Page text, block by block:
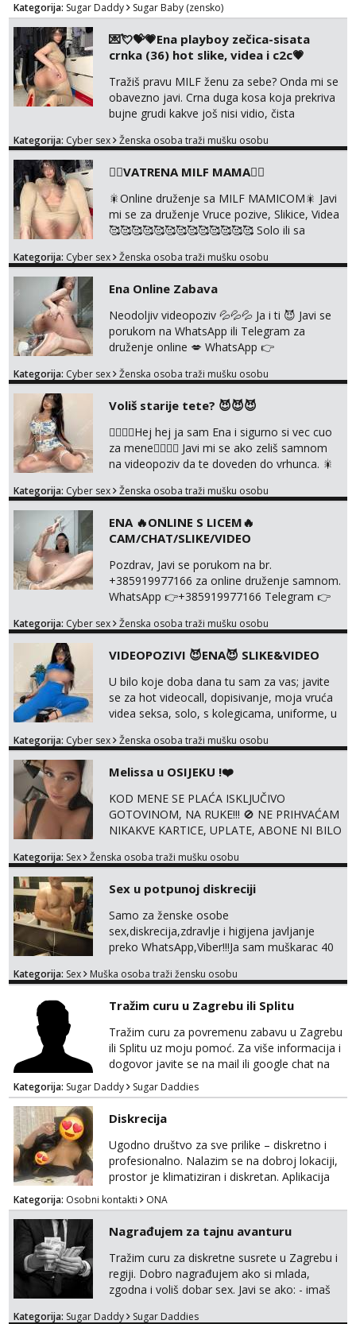
Kategorija: Sugar Daddy Sugar Baby (zensko)
💌💘💝💗Ena playboy zečica-sisata
crnka (36) hot slike, videa i c2c💗
Tražiš pravu MILF ženu za sebe? Onda mi se
obavezno javi. Crna duga kosa koja prekriva
bujne grudi kakve još nisi vidio, čista
pričam. Prave pune usne koje će ti se urezati
Uvijek sam spremna za ONLOINE zabavu.
Volim vruće u porukama uz pokoju fotku.
Radim slikice i videa po tvojoj želji te imam
raznih mater...
Kategorija: Cyber sex Ženska osoba traži mušku osobu
❤️‍🔥VATRENA MILF MAMA❤️‍🔥
🎇Online druženje sa MILF MAMICOM🎇 Javi
mi se za druženje Vruce pozive, Slikice, Videa
🥰🥰🥰🥰🥰🥰🥰🥰🥰🥰🥰🥰🥰 Solo ili sa
WhatsApp ili Telegram WhatsApp 👉
@enafriedrichkis 🤬NE RADIM SASTANKE I
DRUZENJA UZIVO🤬
Kategorija: Cyber sex Ženska osoba traži mušku osobu
Ena Online Zabava
Neodoljiv videopoziv 💦💦💦 Ja i ti 😈 Javi se
porukom na WhatsApp ili Telegram za
druženje online 💋 WhatsApp 👉
@enafriedrichkis NEE radimo sastnke uzivo
Kategorija: Cyber sex Ženska osoba traži mušku osobu
Voliš starije tete? 😈😈😈
❤️‍🔥❤️‍🔥Hej hej ja sam Ena i sigurno si vec cuo
za mene❤️‍🔥❤️‍🔥 Javi mi se ako zeliš samnom
na videopoziv da te doveden do vrhunca. 🎇
@enafriedrichkis Radim samo ONLINE I
Kategorija: Cyber sex Ženska osoba traži mušku osobu
ENA 🔥ONLINE S LICEM🔥
CAM/CHAT/SLIKE/VIDEO
Pozdrav, Javi se porukom na br.
+385919977166 za online druženje samnom.
WhatsApp 👉+385919977166 Telegram 👉
solo i s partnerom, kolegicama
haljine, štikle, samostojeće itd. Nudim
svakakva videa seksa, pušenje, razne
lokacije, suradnje s kolegicama, fetiši..
Dopisivanje i slike također radim. NIŠTA UŽI...
Kategorija: Cyber sex Ženska osoba traži mušku osobu
VIDEOPOZIVI 😈ENA😈 SLIKE&VIDEO
U bilo koje doba dana tu sam za vas; javite
se za hot videocall, dopisivanje, moja vruća
videa seksa, solo, s kolegicama, uniforme, u
+385919977166 Telegram 👉
UŽIVO
Kategorija: Cyber sex Ženska osoba traži mušku osobu
Melissa u OSIJEKU !❤️
KOD MENE SE PLAĆA ISKLJUČIVO
GOTOVINOM, NA RUKE!!! 🚫 NE PRIHVAĆAM
NIKAKVE KARTICE, UPLATE, ABONE NI BILO
SAMO GOTOVINA!!! Moje fotografije su
za dopisivanja Za dogovor mi piši direktno na
WhatsApp – ako znaš što želiš, bit će ti
nagrađeno.
Kategorija: Sex Ženska osoba traži mušku osobu
Sex u potpunoj diskreciji
Samo za ženske osobe
sex,diskrecija,zdravlje i higijena javljanje
preko WhatsApp,Viber!!!Ja sam muškarac 40
sve stvar dogovora otvoren za sve
Kategorija: Sex Muška osoba traži žensku osobu
Tražim curu u Zagrebu ili Splitu
Tražim curu za povremenu zabavu u Zagrebu
ili Splitu uz moju pomoć. Za više informacija i
dogovor javite se na mail ili google chat na
oneofakind999111@gmail.com
Kategorija: Sugar Daddy Sugar Daddies
Diskrecija
Ugodno društvo za sve prilike – diskretno i
profesionalno. Nalazim se na dobroj lokaciji,
prostor je klimatiziran i diskretan. Aplikacija
what sapp 0957660399.
Kategorija: Osobni kontakti ONA
Nagrađujem za tajnu avanturu
Tražim curu za diskretne susrete u Zagrebu i
regiji. Dobro nagrađujem ako si mlada,
zgodna i voliš dobar sex. Javi se ako: - imaš
Kategorija: Sugar Daddy Sugar Daddies